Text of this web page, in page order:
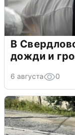
В
дожди и
6 августа 0